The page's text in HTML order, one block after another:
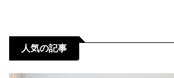
人気の記事